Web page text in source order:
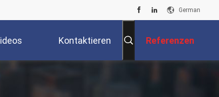
German
Kontaktieren Referenzen